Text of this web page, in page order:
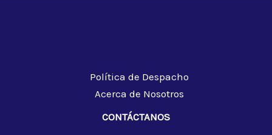
Política de Despacho
Acerca de Nosotros
CONTÁCTANOS